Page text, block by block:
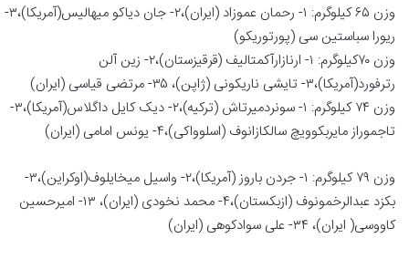
وزن ۶۵ کیلوگرم: ۱- رحمان عموزاد (ایران)،۲- جان دیاکو میهالیس(آمریکا)،۳-
ریورا سباستین سی (پورتوریکو)
وزن ۷۰کیلوگرم: ۱- ارنازارآکمتالیف (قرقیزستان)،۲- زین آلن
رترفورد(آمریکا)،۳- تایشی ناریکونی (ژاپن)، ۳۵- مرتضی قیاسی (ایران)
وزن ۷۴ کیلوگرم: ۱- سونردمیرتاش (ترکیه)،۲- دیک کایل داگلاس(آمریکا)،۳-
تاجموراز مایربکوویچ سالکازانوف (اسلوواکی)،۴- یونس امامی (ایران)
وزن ۷۹ کیلوگرم: ۱- جردن باروز (آمریکا)،۲- واسیل میخایلوف(اوکراین)،۳-
بکزد عبدالرخمونوف (ازبکستان)،۴- محمد نخودی (ایران)، ۱۳- امیرحسین
کاووسی( ایران)، ۳۴- علی سوادکوهی (ایران)